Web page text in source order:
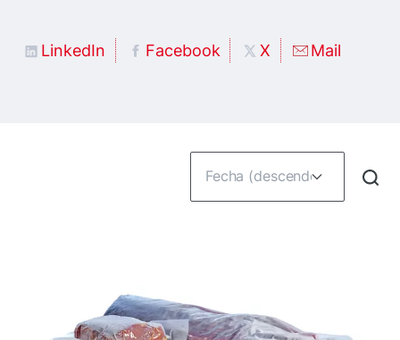
LinkedIn Facebook X Mail